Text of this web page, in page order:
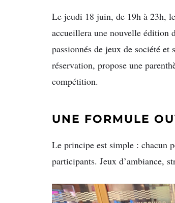
Le jeudi 18 juin, de 19h à 23h,
accueillera une nouvelle édition
passionnés de jeux de société
réservation, propose une
compétition.
UNE FORMULE
Le principe est simple : chacun
participants. Jeux d’ambiance,